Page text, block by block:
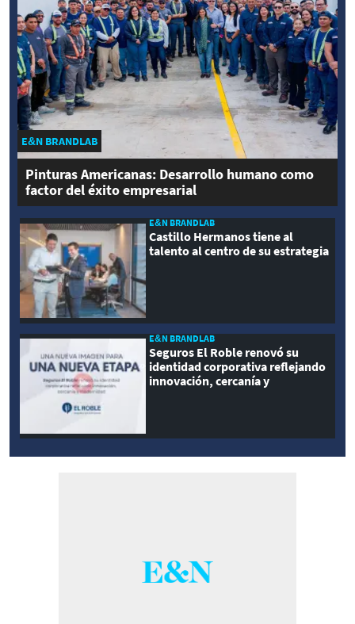
E&N BRANDLAB
Pinturas Americanas: Desarrollo humano como
factor del éxito empresarial
E&N BRANDLAB
Castillo Hermanos tiene al
talento al centro de su estrategia
E&N BRANDLAB
Seguros El Roble renovó su
identidad corporativa reflejando
innovación, cercanía y